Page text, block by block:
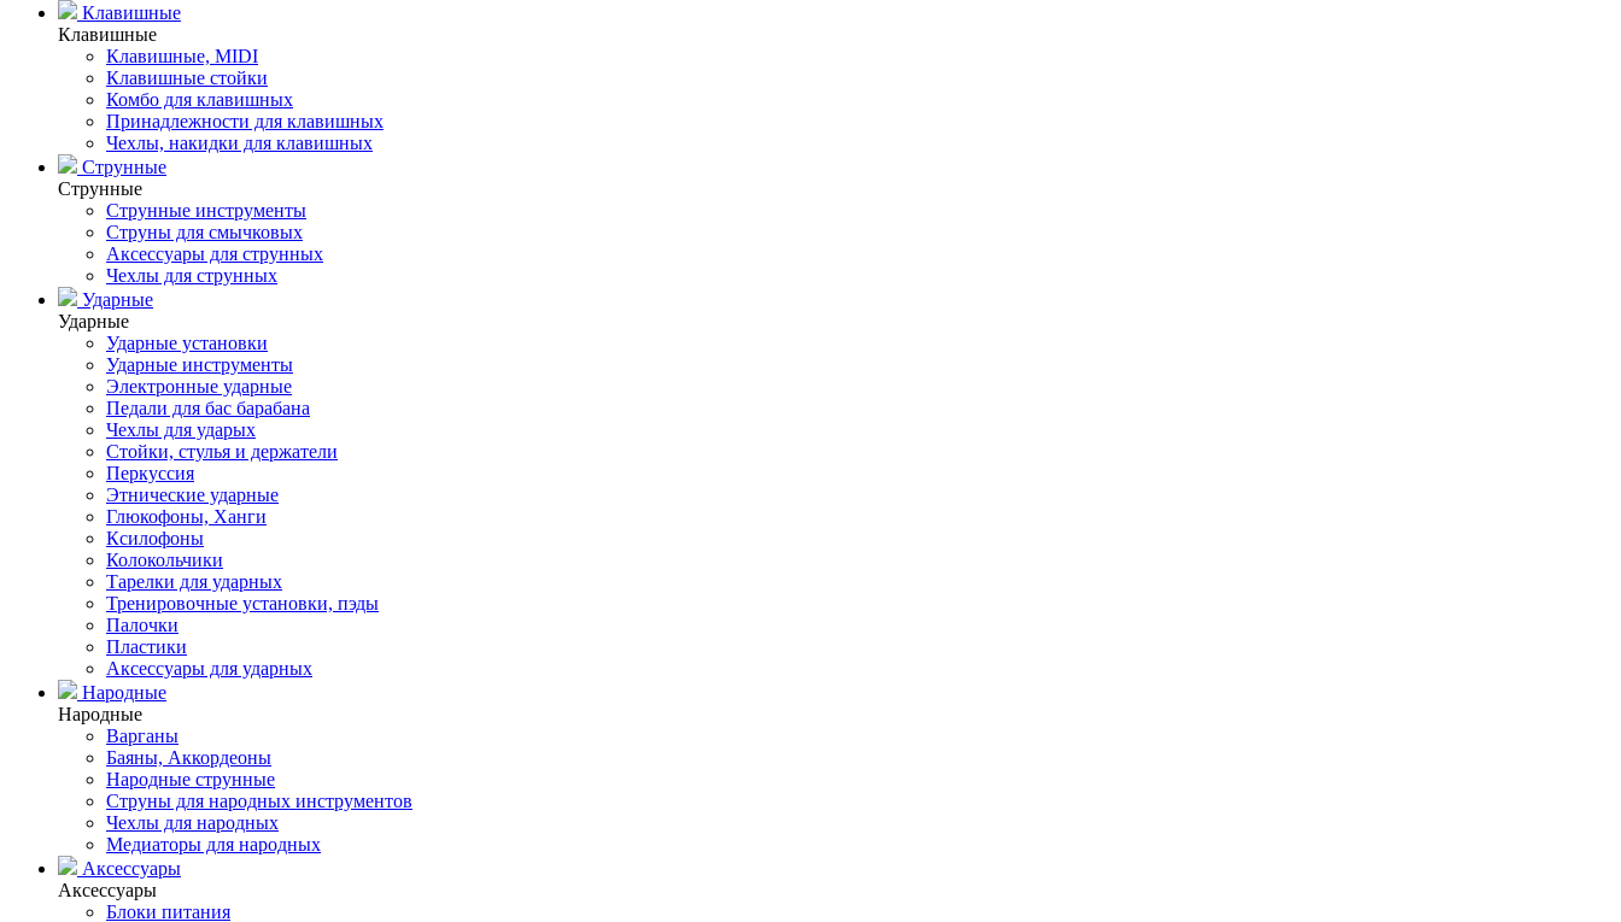
Клавишные
Клавишные
Клавишные, MIDI
Клавишные стойки
Комбо для клавишных
Принадлежности для клавишных
Чехлы, накидки для клавишных
Струнные
Струнные
Струнные инструменты
Струны для смычковых
Аксессуары для струнных
Чехлы для струнных
Ударные
Ударные
Ударные установки
Ударные инструменты
Электронные ударные
Педали для бас барабана
Чехлы для ударых
Стойки, стулья и держатели
Перкуссия
Этнические ударные
Глюкофоны, Ханги
Ксилофоны
Колокольчики
Тарелки для ударных
Тренировочные установки, пэды
Палочки
Пластики
Аксессуары для ударных
Народные
Народные
Варганы
Баяны, Аккордеоны
Народные струнные
Струны для народных инструментов
Чехлы для народных
Медиаторы для народных
Аксессуары
Аксессуары
Блоки питания